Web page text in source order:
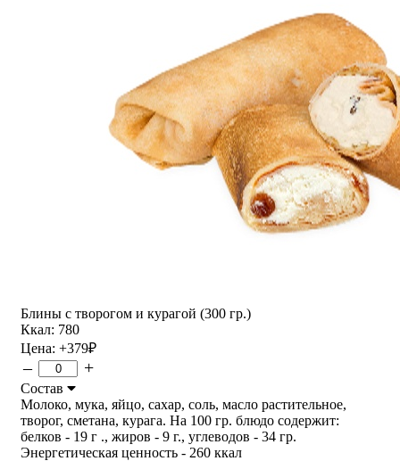
Блины с творогом и курагой (300 гр.)
Ккал: 780
Цена: +379₽
– +
Состав
Молоко, мука, яйцо, сахар, соль, масло растительное,
творог, сметана, курага. На 100 гр. блюдо содержит:
белков - 19 г ., жиров - 9 г., углеводов - 34 гр.
Энергетическая ценность - 260 ккал